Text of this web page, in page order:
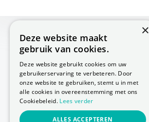
Copyright © 2026 Huis Voor Gezondheid.
Klachtenprocedure
Annuleringsvoorwaarden
-
-
×
Deze website maakt
gebruik van cookies.
Deze website gebruikt cookies om uw
gebruikerservaring te verbeteren. Door
onze website te gebruiken, stemt u in met
alle cookies in overeenstemming met ons
Cookiebeleid. Lees verder
ALLES ACCEPTEREN